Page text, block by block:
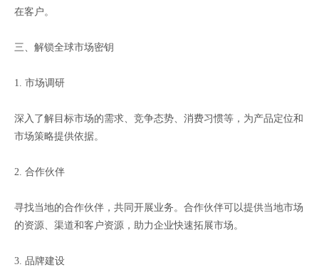
在客户。
三、解锁全球市场密钥
1. 市场调研
深入了解目标市场的需求、竞争态势、消费习惯等，为产品定位和
市场策略提供依据。
2. 合作伙伴
寻找当地的合作伙伴，共同开展业务。合作伙伴可以提供当地市场
的资源、渠道和客户资源，助力企业快速拓展市场。
3. 品牌建设